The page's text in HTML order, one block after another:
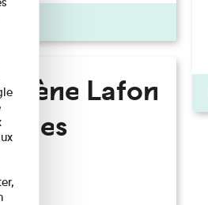
Lafon
les